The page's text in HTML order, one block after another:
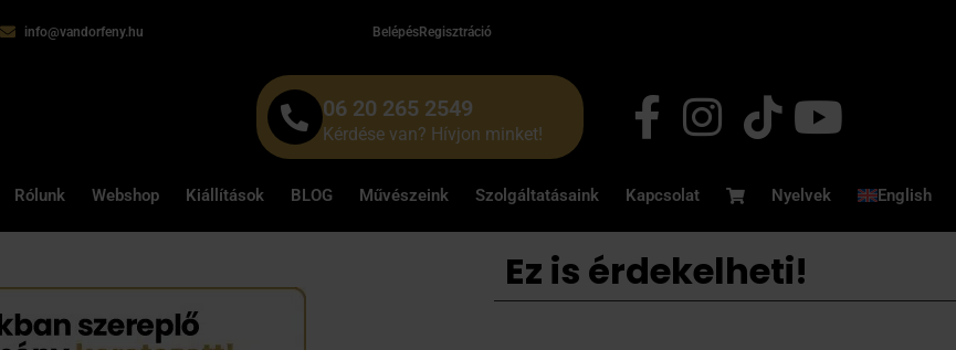
info@vandorfeny.hu BelépésRegisztráció
06 20 265 2549
Kérdése van? Hívjon minket!
Rólunk Webshop Kiállítások BLOG Művészeink Szolgáltatásaink Kapcsolat Nyelvek English
Ez is érdekelheti!